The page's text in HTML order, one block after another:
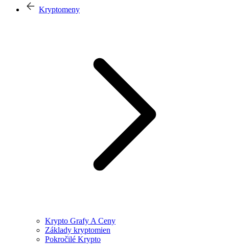
Kryptomeny
Krypto Grafy A Ceny
Základy kryptomien
Pokročilé Krypto